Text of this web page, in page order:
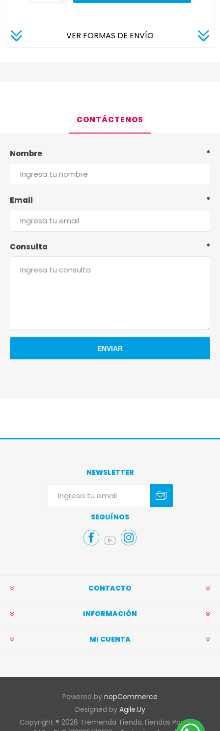
VER FORMAS DE ENVÍO
CONTÁCTENOS
Nombre *
Email *
Consulta *
NEWSLETTER
SEGUÍNOS
CONTACTO
INFORMACIÓN
MI CUENTA
Powered by nopCommerce
Designed by Agile.Uy
Copyright ® 2026 Tremenda Tienda.Tiendas Pacífico